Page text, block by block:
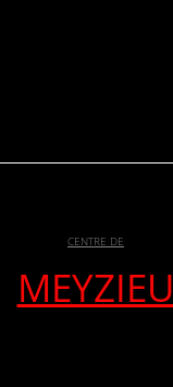
CENTRE DE
MEYZIEU